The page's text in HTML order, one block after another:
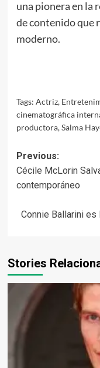
una pionera en la
de contenido que
moderno.
Tags: Actriz,
cinematográfica
productora,Salma
Post
navigation
Previous:
Cécile McLorin
contemporáneo
Connie Ballarini
Stories